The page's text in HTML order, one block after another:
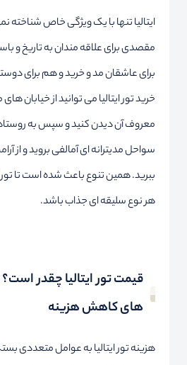
ایتالیا تنها با یک ویژگی خاص
مقصدی برای علاقه مندان به تاریخ و
برای عاشقان مد و خرید و هم برای
خرید تور ایتالیا می توانید از خیابان
معروف آن دیدن کنید و سپس به
سواحل مدیترانه ای آمالفی بروید و از
ببرید. همین تنوع باعث شده است تا تور
هر نوع سلیقه ای جذاب باشد.
قیمت تور ایتالیا چقدر
های کاهش هزینه
هزینه تور ایتالیا به عوامل متعددی